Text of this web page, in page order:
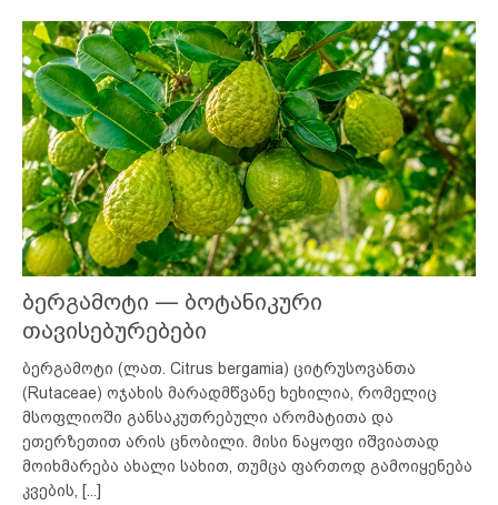
ბერგამოტი — ბოტანიკური
თავისებურებები
ბერგამოტი (ლათ. Citrus bergamia) ციტრუსოვანთა
(Rutaceae) ოჯახის მარადმწვანე ხეხილია, რომელიც
მსოფლიოში განსაკუთრებული არომატითა და
ეთერზეთით არის ცნობილი. მისი ნაყოფი იშვიათად
მოიხმარება ახალი სახით, თუმცა ფართოდ გამოიყენება
კვების,
[...]